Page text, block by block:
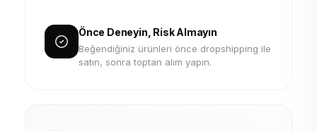
Önce Deneyin, Risk Almayın
Beğendiğiniz ürünleri önce dropshipping ile
satın, sonra toptan alım yapın.